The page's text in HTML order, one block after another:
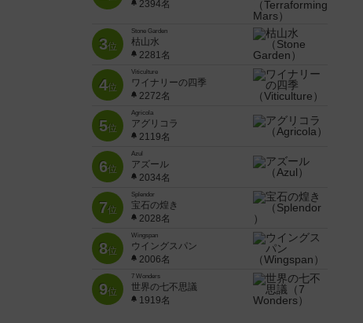
2394名
3位
Stone Garden
枯山水
2281名
4位
Viticulture
ワイナリーの四季
2272名
5位
Agricola
アグリコラ
2119名
6位
Azul
アズール
2034名
7位
Splendor
宝石の煌き
2028名
8位
Wingspan
ウイングスパン
2006名
9位
7 Wonders
世界の七不思議
1919名